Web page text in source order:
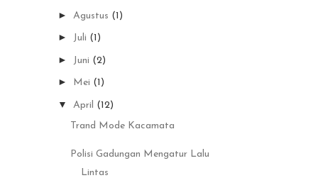
► Agustus (1)
► Juli (1)
► Juni (2)
► Mei (1)
▼ April (12)
Trand Mode Kacamata
Polisi Gadungan Mengatur Lalu
Lintas